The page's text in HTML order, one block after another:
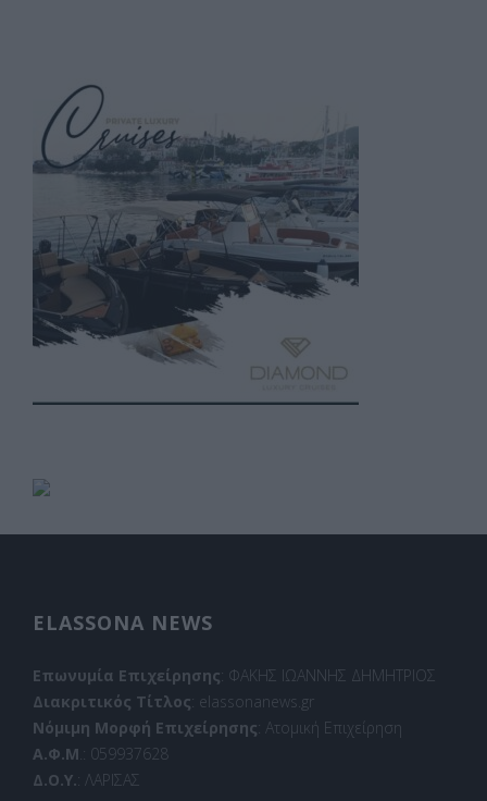
ELASSONA NEWS
Επωνυμία Επιχείρησης: ΦΑΚΗΣ ΙΩΑΝΝΗΣ ΔΗΜΗΤΡΙΟΣ
Διακριτικός Τίτλος: elassonanews.gr
Νόμιμη Μορφή Επιχείρησης: Ατομική Επιχείρηση
Α.Φ.Μ.: 059937628
Δ.Ο.Υ.: ΛΑΡΙΣΑΣ